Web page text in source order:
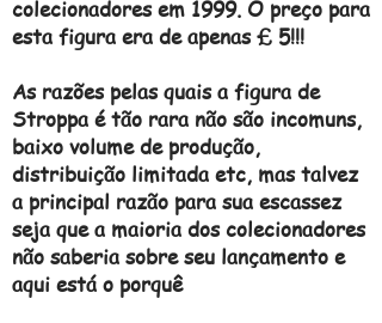
colecionadores em 1999. O preço para
esta figura era de apenas £ 5!!!
As razões pelas quais a figura de
Stroppa é tão rara não são incomuns,
baixo volume de produção,
distribuição limitada etc, mas talvez
a principal razão para sua escassez
seja que a maioria dos colecionadores
não saberia sobre seu lançamento e
aqui está o porquê